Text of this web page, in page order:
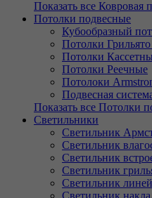
Показать все Ковровая
Потолки подвесные
Кубообразный
Потолки
Потолки
Потолки Реечные
Потолоки
Подвесная
Показать все Потолки
Светильники
Светильник
Светильник
Светильник
Светильник
Светильник
Светильник